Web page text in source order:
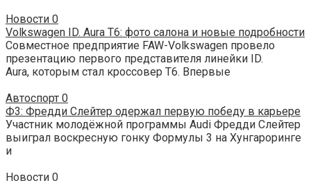
Новости 0
Volkswagen ID. Aura T6: фото салона и новые подробности
Совместное предприятие FAW-Volkswagen провело
презентацию первого представителя линейки ID.
Aura, которым стал кроссовер T6. Впервые
Автоспорт 0
Ф3: Фредди Слейтер одержал первую победу в карьере
Участник молодёжной программы Audi Фредди Слейтер
выиграл воскресную гонку Формулы 3 на Хунгароринге
и
Новости 0